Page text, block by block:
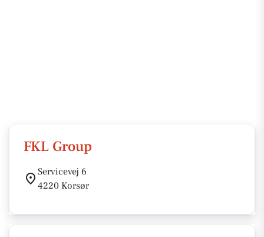
FKL Group
Servicevej 6
4220 Korsør